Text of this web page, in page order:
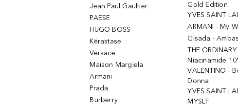
Jean Paul Gaultier
PAESE
HUGO BOSS
Kérastase
Versace
Maison Margiela
Armani
Prada
Burberry
Gold Edition
YVES SAINT
ARMANI - My
Gisada -
THE
Niacinamide
VALENTINO -
Donna
YVES SAINT
MYSLF